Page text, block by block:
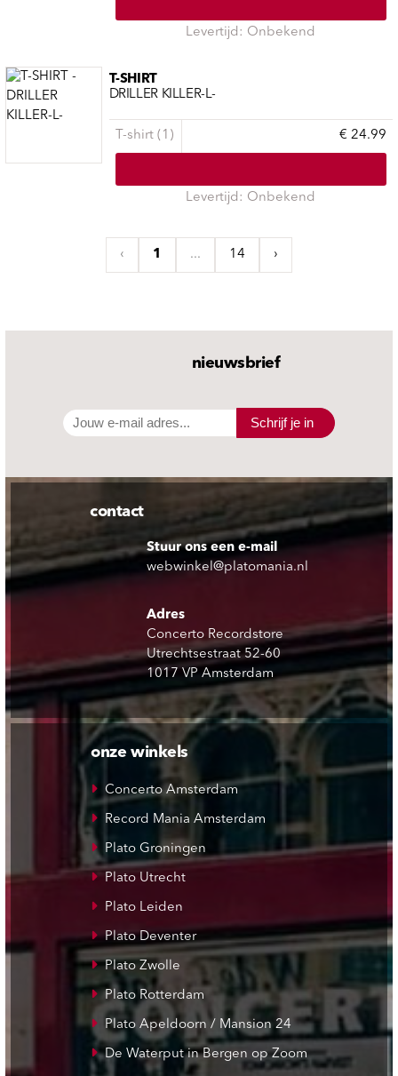
Levertijd: Onbekend
T-SHIRT
DRILLER KILLER-L-
T-shirt (1) € 24.99
Levertijd: Onbekend
‹ 1 ... 14 ›
nieuwsbrief
Schrijf je in
contact
Stuur ons een e-mail
webwinkel@platomania.nl
Adres
Concerto Recordstore
Utrechtsestraat 52-60
1017 VP Amsterdam
onze winkels
Concerto Amsterdam
Record Mania Amsterdam
Plato Groningen
Plato Utrecht
Plato Leiden
Plato Deventer
Plato Zwolle
Plato Rotterdam
Plato Apeldoorn / Mansion 24
De Waterput in Bergen op Zoom